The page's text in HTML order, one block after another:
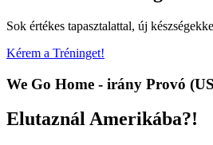
Sok értékes tapasztalattal, új
Kérem a Tréninget!
We Go Home - irány Provó
Elutaznál Amerikába?!